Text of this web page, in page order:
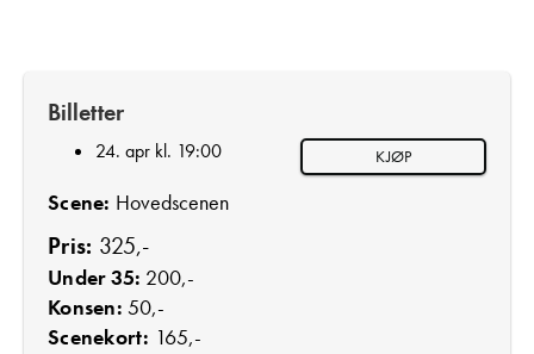
Billetter
24. apr kl. 19:00 KJØP
Scene: Hovedscenen
Pris: 325,-
Under 35: 200,-
Konsen: 50,-
Scenekort: 165,-